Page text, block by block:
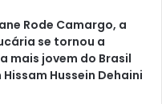
de queijo e
você pode adicionar
com suas
Rode Camargo, a
se tornou a
mais jovem do Brasil
Hussein Dehaini